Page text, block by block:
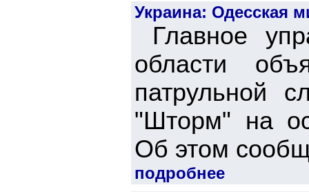
Украина: Одесская
Главное
области
патрульной
"Шторм" на
Об этом
подробнее